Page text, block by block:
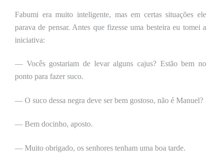
Fabumi era muito inteligente, mas em certas situações ele
parava de pensar. Antes que fizesse uma besteira eu tomei a
iniciativa:
— Vocês gostariam de levar alguns cajus? Estão bem no
ponto para fazer suco.
— O suco dessa negra deve ser bem gostoso, não é Manuel?
— Bem docinho, aposto.
— Muito obrigado, os senhores tenham uma boa tarde.